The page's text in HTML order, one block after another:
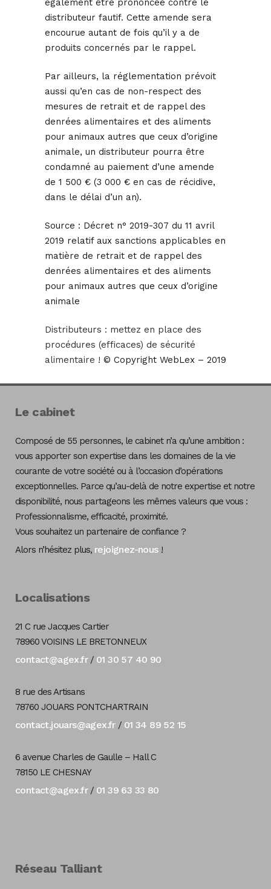
également être prononcée contre le
distributeur fautif. Cette amende sera
encourue autant de fois qu’il y a de
produits concernés par le rappel.
Par ailleurs, la réglementation prévoit
aussi qu’en cas de non-respect des
mesures de retrait et de rappel des
denrées alimentaires et des aliments
pour animaux autres que ceux d’origine
animale, un distributeur pourra être
condamné au paiement d’une amende
de 1 500 € (3 000 € en cas de récidive,
dans le délai d’un an).
Source : Décret n° 2019-307 du 11 avril
2019 relatif aux sanctions applicables en
matière de retrait et de rappel des
denrées alimentaires et des aliments
pour animaux autres que ceux d’origine
animale
Distributeurs : mettez en place des
procédures (efficaces) de sécurité
alimentaire ! © Copyright WebLex – 2019
Le cabinet
Composé de 55 personnes, le cabinet n’a qu’une ambition :
vous apporter son expertise dans les domaines de la vie
courante de votre société ou à l’occasion d’opérations
exceptionnelles. Parce qu’au-delà de notre expertise et notre
disponibilité, nous partageons les mêmes valeurs que vous :
Professionnalisme, efficacité, proximité.
Vous souhaitez un partenaire de confiance ?
Alors n’hésitez plus, rejoignez-nous!
Localisations
21 C rue Jacques Cartier
78960 VOISINS LE BRETONNEUX
contact@agex.fr/ 01 30 57 40 90
8 rue des Artisans
78760 JOUARS PONTCHARTRAIN
contact.jouars@agex.fr/ 01 34 89 52 15
6 avenue Charles de Gaulle – Hall C
78150 LE CHESNAY
contact@agex.fr/ 01 39 63 33 80
Réseau Talliant